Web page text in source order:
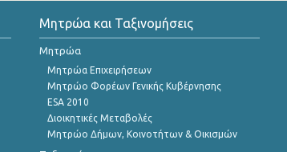
Μητρώα και Ταξινομήσεις
Μητρώα
Μητρώα Επιχειρήσεων
Μητρώο Φορέων Γενικής Κυβέρνησης
ESA 2010
Διοικητικές Μεταβολές
Μητρώο Δήμων, Κοινοτήτων & Οικισμών